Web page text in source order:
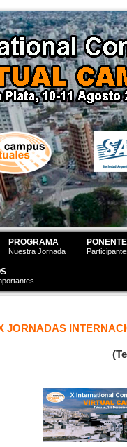
PROGRAMA
Nuestra Jornada
JORNADAS